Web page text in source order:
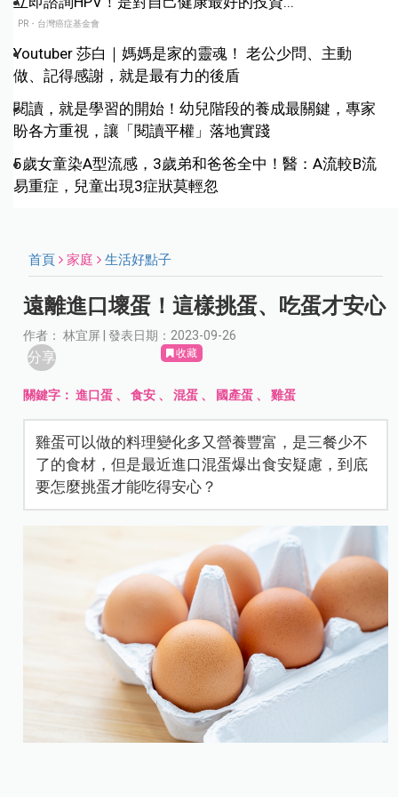
PR・台灣癌症基金會
Youtuber 莎白｜媽媽是家的靈魂！ 老公少問、主動
做、記得感謝，就是最有力的後盾
閱讀，就是學習的開始！幼兒階段的養成最關鍵，專家
盼各方重視，讓「閱讀平權」落地實踐
5歲女童染A型流感，3歲弟和爸爸全中！醫：A流較B流
易重症，兒童出現3症狀莫輕忽
首頁 家庭 生活好點子
遠離進口壞蛋！這樣挑蛋、吃蛋才安心
作者： 林宜屏 | 發表日期：2023-09-26
分享 收藏
關鍵字：進口蛋 、食安 、混蛋 、 國產蛋 、雞蛋
雞蛋可以做的料理變化多又營養豐富，是三餐少不
了的食材，但是最近進口混蛋爆出食安疑慮，到底
要怎麼挑蛋才能吃得安心？